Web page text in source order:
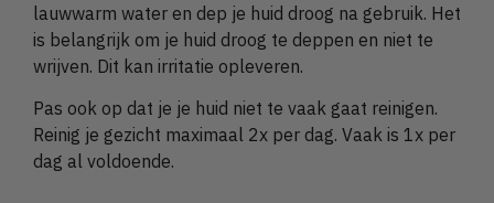
lauwwarm water en dep je huid droog na gebruik. Het
is belangrijk om je huid droog te deppen en niet te
wrijven. Dit kan irritatie opleveren.
Pas ook op dat je je huid niet te vaak gaat reinigen.
Reinig je gezicht maximaal 2x per dag. Vaak is 1x per
dag al voldoende.